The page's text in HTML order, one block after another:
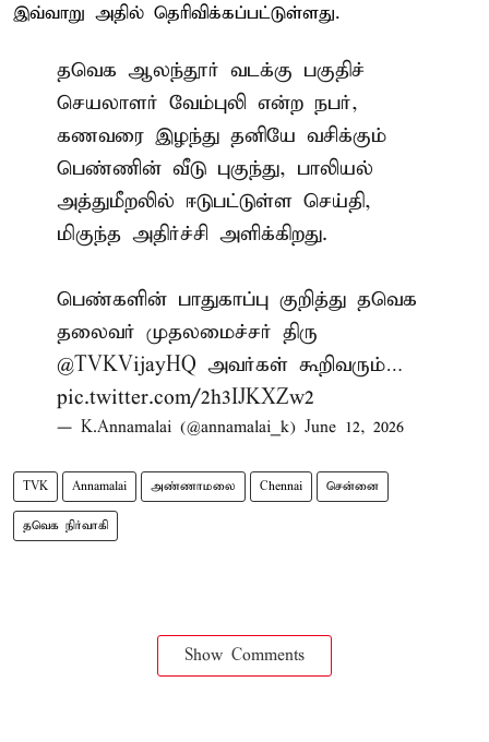
இவ்வாறு அதில் தெரிவிக்கப்பட்டுள்ளது.
தவெக ஆலந்தூர் வடக்கு பகுதிச்
செயலாளர் வேம்புலி என்ற நபர்,
கணவரை இழந்து தனியே வசிக்கும்
பெண்ணின் வீடு புகுந்து, பாலியல்
அத்துமீறலில் ஈடுபட்டுள்ள செய்தி,
மிகுந்த அதிர்ச்சி அளிக்கிறது.
பெண்களின் பாதுகாப்பு குறித்து தவெக
தலைவர் முதலமைச்சர் திரு
@TVKVijayHQ அவர்கள் கூறிவரும்…
pic.twitter.com/2h3IJKXZw2
— K.Annamalai (@annamalai_k) June 12, 2026
TVK Annamalai அண்ணாமலை Chennai சென்னை
தவெக நிர்வாகி
Show Comments